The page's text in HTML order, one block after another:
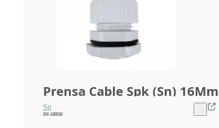
Prensa Cable Spk (Sn) 16Mm
Sn
SN-58930